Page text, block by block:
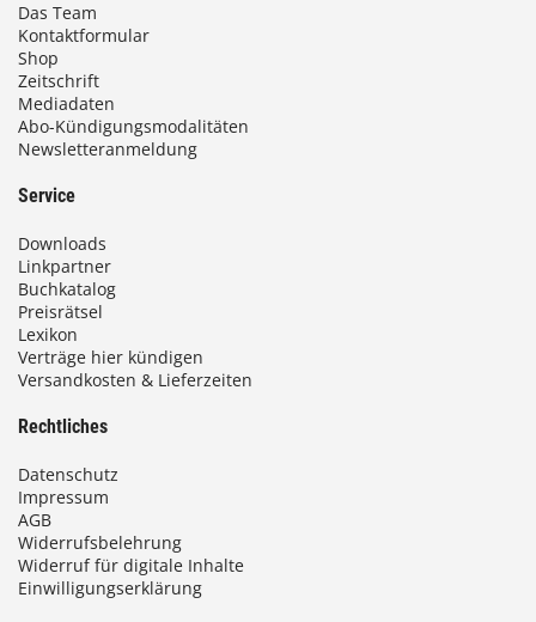
Das Team
Kontaktformular
Shop
Zeitschrift
Mediadaten
Abo-Kündigungsmodalitäten
Newsletteranmeldung
Service
Downloads
Linkpartner
Buchkatalog
Preisrätsel
Lexikon
Verträge hier kündigen
Versandkosten & Lieferzeiten
Rechtliches
Datenschutz
Impressum
AGB
Widerrufsbelehrung
Widerruf für digitale Inhalte
Einwilligungserklärung